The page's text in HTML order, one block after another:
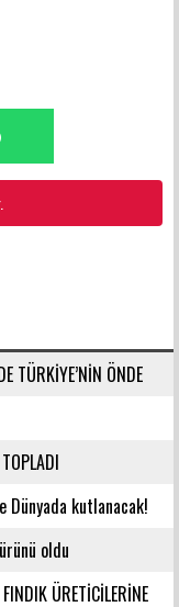
TÜRKİYE’NİN ÖNDE
Dünyada kutlanacak!
oldu
ÜRETİCİLERİNE